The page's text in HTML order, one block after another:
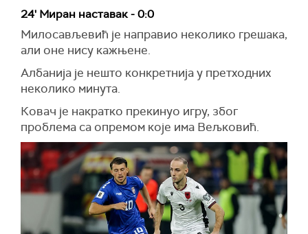
24' Миран наставак - 0:0
Милосављевић је направио неколико грешака,
али оне нису кажњене.
Албанија је нешто конкретнија у претходних
неколико минута.
Ковач је накратко прекинуо игру, због
проблема са опремом које има Вељковић.